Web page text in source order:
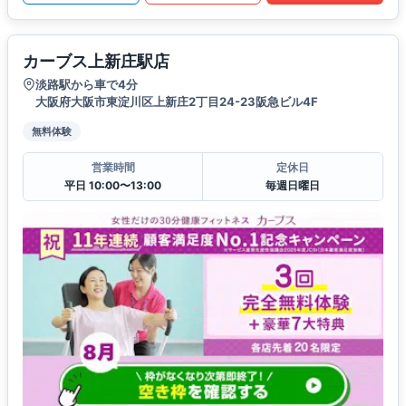
カーブス上新庄駅店
淡路駅から車で4分
大阪府大阪市東淀川区上新庄2丁目24-23阪急ビル4F
無料体験
営業時間
平日 10:00〜13:00
定休日
毎週日曜日